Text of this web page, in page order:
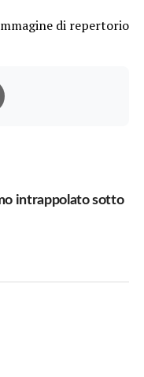
di repertorio
intrappolato sotto